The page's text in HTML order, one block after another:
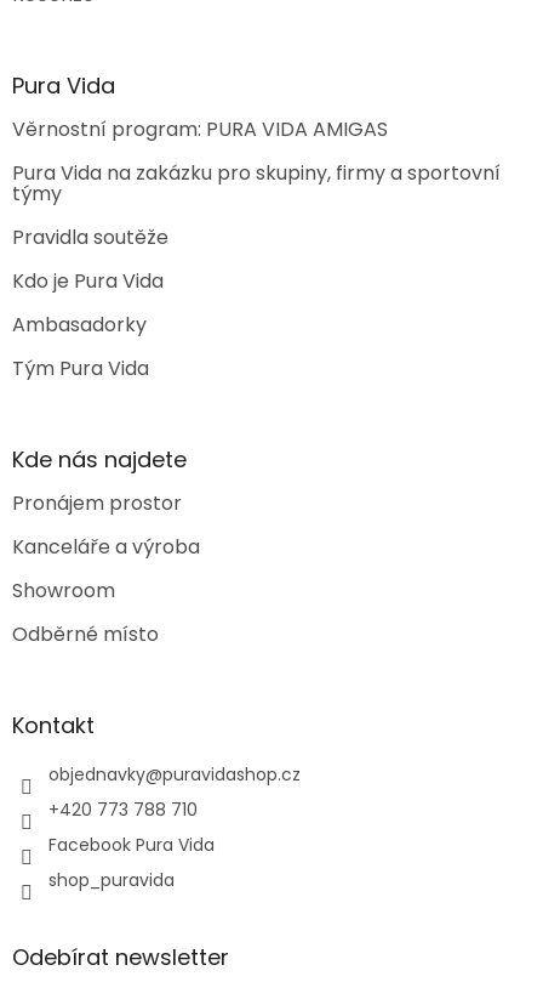
Pura Vida
Věrnostní program: PURA VIDA AMIGAS
Pura Vida na zakázku pro skupiny, firmy a sportovní
týmy
Pravidla soutěže
Kdo je Pura Vida
Ambasadorky
Tým Pura Vida
Kde nás najdete
Pronájem prostor
Kanceláře a výroba
Showroom
Odběrné místo
Kontakt
objednavky@puravidashop.cz
+420 773 788 710
Facebook Pura Vida
shop_puravida
Odebírat newsletter